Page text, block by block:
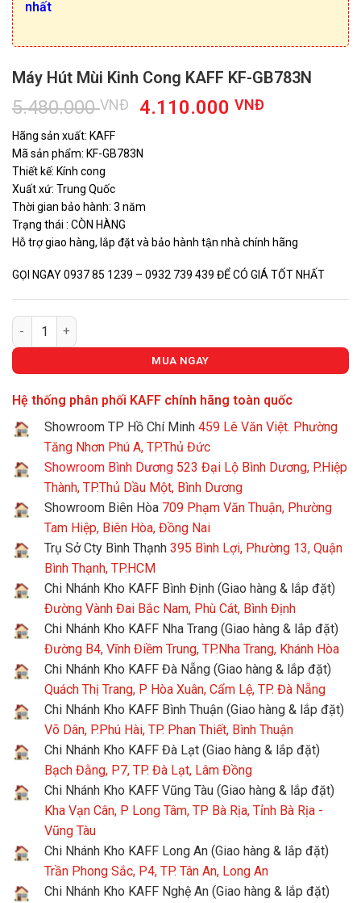
nhất
Máy Hút Mùi Kinh Cong KAFF KF-GB783N
5.480.000VNĐ
Giá
là:
5.480.000 VNĐ.
4.110.000VNĐGiá
Hãng sản xuất: KAFF
Mã sản phẩm: KF-GB783N
Thiết kế: Kính cong
Xuất xứ: Trung Quốc
Thời gian bảo hành: 3 năm
Trạng thái : CÒN HÀNG
Hỗ trợ giao hàng, lắp đặt và bảo hành tận nhà chính hãng
GỌI NGAY 0937 85 1239 – 0932 739 439 ĐỂ CÓ GIÁ TỐT NHẤT
Máy Hút Mùi Kinh Cong KAFF KF-GB783N số lượng
MUA NGAY
Hệ thống phân phối KAFF chính hãng toàn quốc
Showroom TP Hồ Chí Minh 459 Lê Văn Việt. Phường
Tăng Nhơn Phú A, TP.Thủ Đức
Showroom Bình Dương 523 Đại Lộ Bình Dương, P.Hiệp
Thành, TP.Thủ Dầu Một, Bình Dương
Showroom Biên Hòa 709 Phạm Văn Thuận, Phường
Tam Hiệp, Biên Hòa, Đồng Nai
Trụ Sở Cty Bình Thạnh 395 Bình Lợi, Phường 13, Quận
Bình Thạnh, TP.HCM
Chi Nhánh Kho KAFF Bình Định (Giao hàng & lắp đặt)
Đường Vành Đai Bắc Nam, Phù Cát, Bình Định
Chi Nhánh Kho KAFF Nha Trang (Giao hàng & lắp đặt)
Đường B4, Vĩnh Điềm Trung, TP.Nha Trang, Khánh Hòa
Chi Nhánh Kho KAFF Đà Nẵng (Giao hàng & lắp đặt)
Quách Thị Trang, P Hòa Xuân, Cẩm Lệ, TP. Đà Nẵng
Chi Nhánh Kho KAFF Bình Thuận (Giao hàng & lắp đặt)
Võ Dân, P.Phú Hài, TP. Phan Thiết, Bình Thuận
Chi Nhánh Kho KAFF Đà Lạt (Giao hàng & lắp đặt)
Bạch Đằng, P7, TP. Đà Lạt, Lâm Đồng
Chi Nhánh Kho KAFF Vũng Tàu (Giao hàng & lắp đặt)
Kha Vạn Cân, P Long Tâm, TP Bà Rịa, Tỉnh Bà Rịa -
Vũng Tàu
Chi Nhánh Kho KAFF Long An (Giao hàng & lắp đặt)
Trần Phong Sắc, P4, TP. Tân An, Long An
Chi Nhánh Kho KAFF Nghệ An (Giao hàng & lắp đặt)